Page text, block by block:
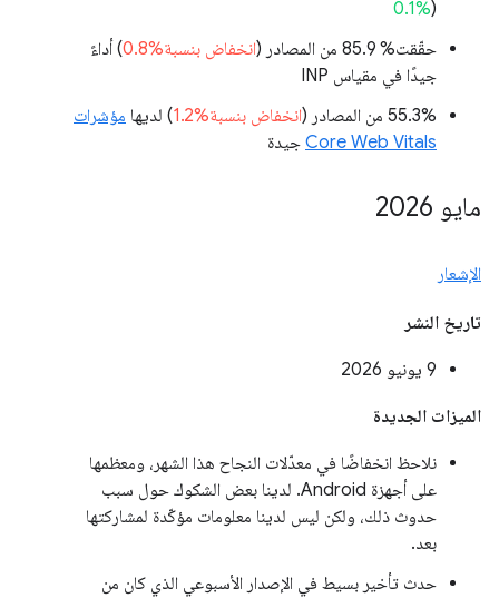
0.1%)
حقّقت% 85.9 من المصادر (
انخفاض بنسبة%0.8
) أداءً
جيدًا في مقياس INP
‫55.3% من المصادر (
انخفاض بنسبة%1.2 ) لديها مؤشرات
Core Web Vitals جيدة
مايو 2026
الإشعار
تاريخ النشر
‫9 يونيو 2026
الميزات الجديدة
نلاحظ انخفاضًا في معدّلات النجاح هذا الشهر، ومعظمها
على أجهزة Android. لدينا بعض الشكوك حول سبب
حدوث ذلك، ولكن ليس لدينا معلومات مؤكّدة لمشاركتها
بعد.
حدث تأخير بسيط في الإصدار الأسبوعي الذي كان من